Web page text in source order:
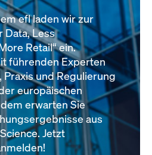
efl laden wir zur
Data, Less
Retail“ ein.
führenden Experten
Praxis und Regulierung
europäischen
erwarten Sie
aus
Jetzt